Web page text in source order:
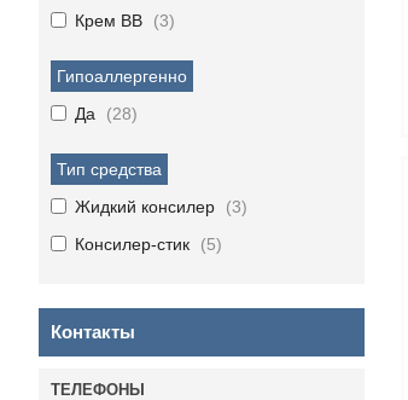
Крем BB
3
Гипоаллергенно
Да
28
Тип средства
Жидкий консилер
3
Консилер-стик
5
Контакты